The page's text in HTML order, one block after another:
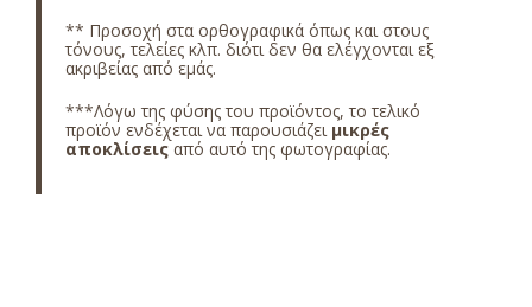
** Προσοχή στα ορθογραφικά όπως και στους
τόνους, τελείες κλπ. διότι δεν θα ελέγχονται εξ
ακριβείας από εμάς.
***Λόγω της φύσης του προϊόντος, το τελικό
προϊόν ενδέχεται να παρουσιάζει μικρές
αποκλίσειςαπό αυτό της φωτογραφίας.